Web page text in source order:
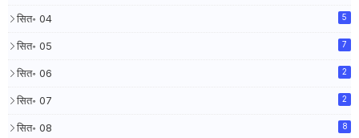
सित॰ 04 5
सित॰ 05 7
सित॰ 06 2
सित॰ 07 2
सित॰ 08 8